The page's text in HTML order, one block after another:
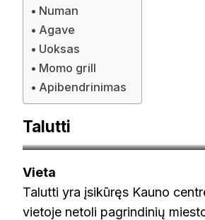
Numan
Agave
Uoksas
Momo grill
Apibendrinimas
Talutti
Vieta
Talutti yra įsikūręs Kauno
vietoje netoli pagrindinių